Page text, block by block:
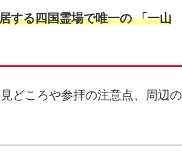
する四国霊場で唯一の 「一山
どころや参拝の注意点、周辺の